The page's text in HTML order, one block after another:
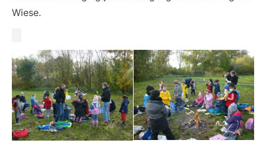
Wiese.